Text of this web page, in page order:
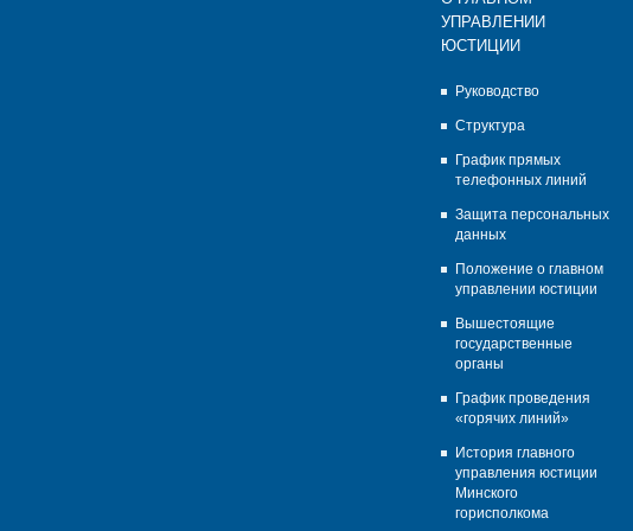
УПРАВЛЕНИИ
ЮСТИЦИИ
Руководство
Структура
График прямых
телефонных линий
Защита персональных
данных
Положение о главном
управлении юстиции
Вышестоящие
государственные
органы
График проведения
«горячих линий»
История главного
управления юстиции
Минского
горисполкома